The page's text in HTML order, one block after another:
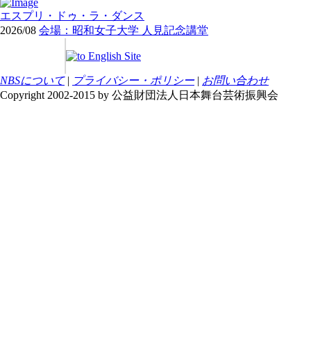
エスプリ・ドゥ・ラ・ダンス
2026/08 会場：昭和女子大学 人見記念講堂
NBSについて| プライバシー・ポリシー| お問い合わせ
Copyright 2002-2015 by 公益財団法人日本舞台芸術振興会